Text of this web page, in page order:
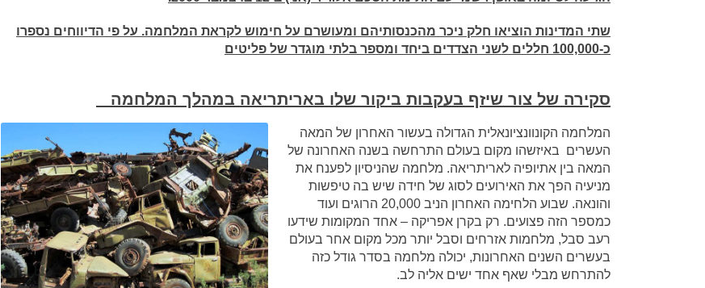
שתי המדינות הוציאו חלק ניכר מהכנסותיהם ומעושרם על חימוש לקראת המלחמה. על פי הדיווחים נספרו
כ-100,000 חללים לשני הצדדים ביחד ומספר בלתי מוגדר של פליטים
סקירה של צור שיזף בעקבות ביקור שלו באריתריאה במהלך המלחמה
המלחמה הקונוונציונאלית הגדולה בעשור האחרון של המאה
העשרים באיזשהו מקום בעולם התרחשה בשנה האחרונה של
המאה בין אתיופיה לאריתריאה. מלחמה שהניסיון לפענח את
מניעיה הפך את האירועים לסוג של חידה שיש בה טיפשות
והונאה. שבוע הלחימה האחרון הניב 20,000 הרוגים ועוד
כמספר הזה פצועים. רק בקרן אפריקה – אחד המקומות שידעו
רעב סבל, מלחמות אזרחים וסבל יותר מכל מקום אחר בעולם
בעשרים השנים האחרונות, יכולה מלחמה בסדר גודל כזה
להתרחש מבלי שאף אחד ישים אליה לב.